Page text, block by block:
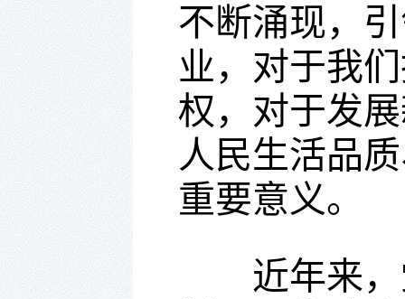
不断涌现，
业，对于我
权，对于发
人民生活品
重要意义。
近年来，